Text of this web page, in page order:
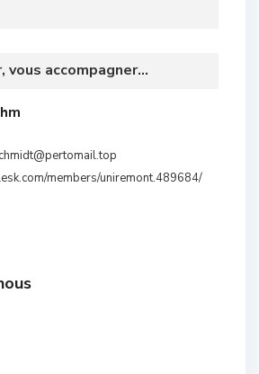
accompagner...
members/uniremont.489684/